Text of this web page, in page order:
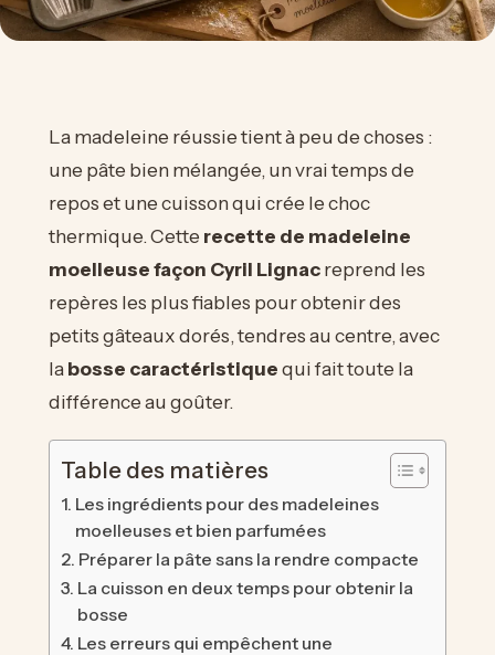
La madeleine réussie tient à peu de choses :
une pâte bien mélangée, un vrai temps de
repos et une cuisson qui crée le choc
thermique. Cette recette de madeleine
moelleuse façon Cyril Lignacreprend les
repères les plus fiables pour obtenir des
petits gâteaux dorés, tendres au centre, avec
la bosse caractéristiquequi fait toute la
différence au goûter.
Table des matières
Les ingrédients pour des madeleines
moelleuses et bien parfumées
Préparer la pâte sans la rendre compacte
La cuisson en deux temps pour obtenir la
bosse
Les erreurs qui empêchent une